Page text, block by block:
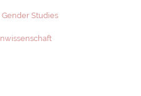
Studies